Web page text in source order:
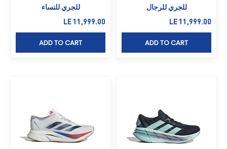
للجري للرجال
السعر بعد الخصم
LE 11,999.00
ADD TO CART
للجري للنساء
السعر بعد الخصم
LE 11,999.00
ADD TO CART